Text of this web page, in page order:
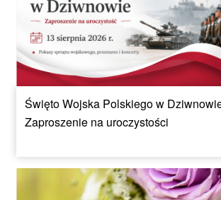
Święto Wojska Polskiego w
Zaproszenie na uroczystości